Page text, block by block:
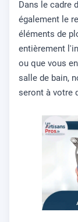
Dans le cadre
également le
éléments de
entièrement
ou que vous
salle de bain,
seront à votre